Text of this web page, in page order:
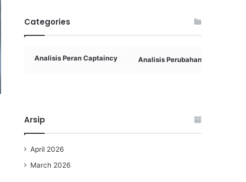
Categories
Analisis Peran Captaincy Analisis Perubahan Taktik
Arsip
April 2026
March 2026